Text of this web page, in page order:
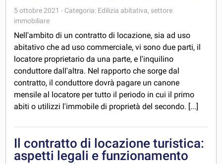
5 ottobre 2021 - Categoria: Edilizia abitativa, settore
immobiliare
Nell'ambito di un contratto di locazione, sia ad uso
abitativo che ad uso commerciale, vi sono due parti, il
locatore proprietario da una parte, e l'inquilino
conduttore dall'altra. Nel rapporto che sorge dal
contratto, il conduttore dovrà pagare un canone
mensile al locatore per tutto il periodo in cui il primo
abiti o utilizzi l'immobile di proprietà del secondo. [...]
Il contratto di locazione turistica:
aspetti legali e funzionamento